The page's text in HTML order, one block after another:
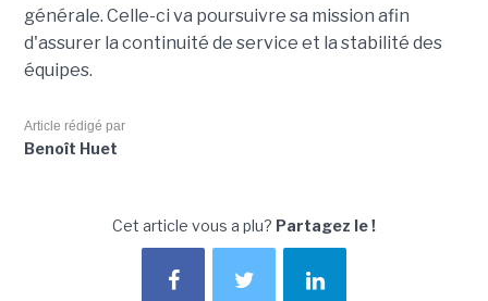
générale. Celle-ci va poursuivre sa mission afin
d'assurer la continuité de service et la stabilité des
équipes.
Article rédigé par
Benoît Huet
Cet article vous a plu? Partagez le !